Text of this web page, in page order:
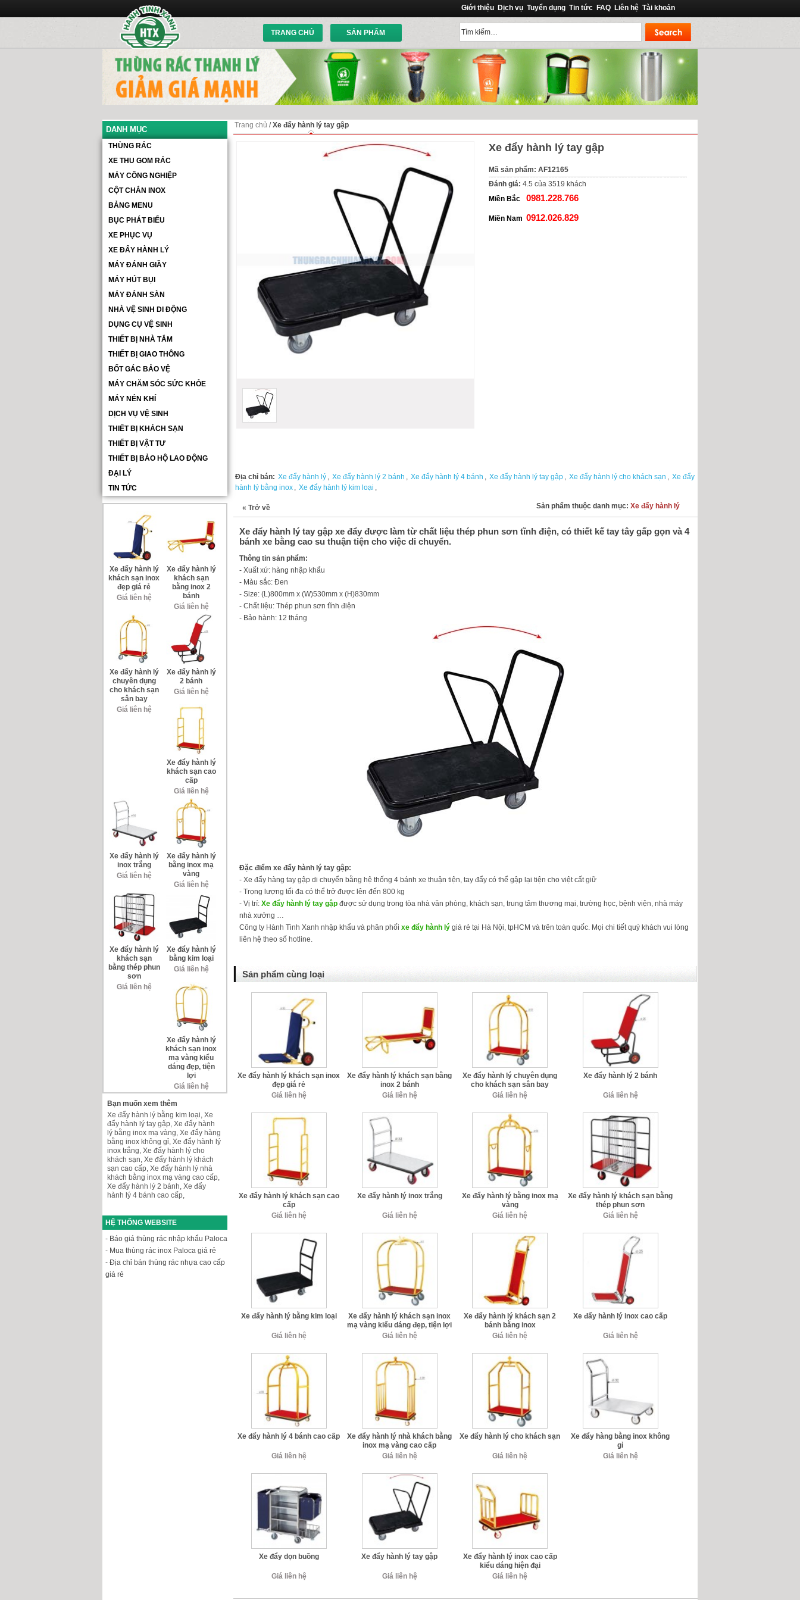
Giới thiệu Dịch vụ Tuyển dụng Tin tức FAQ Liên hệ Tài khoản
TRANG CHỦ SẢN PHẨM
Trang chủ /Xe đẩy hành lý tay gập
Xe đẩy hành lý tay gập
Mã sản phẩm: AF12165
Đánh giá: 4.5 của 3519 khách
Miền Bắc
0981.228.766
Miền Nam 0912.026.829
Địa chỉ bán: Xe đẩy hành lý , Xe đẩy hành lý 2 bánh , Xe đẩy hành lý 4 bánh , Xe đẩy hành lý tay gập , Xe đẩy hành lý cho khách sạn , Xe đẩy
hành lý bằng inox , Xe đẩy hành lý kim loại ,
« Trở về Sản phẩm thuộc danh mục: Xe đẩy hành lý
Xe đẩy hành lý tay gập xe đẩy được làm từ chất liệu thép phun sơn tĩnh điện, có thiết kế tay tây gấp gọn và 4
bánh xe bằng cao su thuận tiện cho việc di chuyển.
Thông tin sản phẩm:
- Xuất xứ: hàng nhập khẩu
- Màu sắc: Đen
- Size: (L)800mm x (W)530mm x (H)830mm
- Chất liệu: Thép phun sơn tĩnh điện
- Bảo hành: 12 tháng
Đặc điểm xe đẩy hành lý tay gập:
- Xe đẩy hàng tay gập di chuyển bằng hệ thống 4 bánh xe thuận tiện, tay đẩy có thể gập lại tiện cho việt cất giữ
- Trọng lượng tối đa có thể trở được lên đến 800 kg
- Vị trí: Xe đẩy hành lý tay gập được sử dụng trong tòa nhà văn phòng, khách sạn, trung tâm thương mại, trường học, bệnh viện, nhà máy
nhà xưởng …
Công ty Hành Tinh Xanh nhập khẩu và phân phối xe đẩy hành lý giá rẻ tại Hà Nội, tpHCM và trên toàn quốc. Mọi chi tiết quý khách vui lòng
liên hệ theo số hotline.
Sản phẩm cùng loại
Xe đẩy hành lý khách sạn inox
đẹp giá rẻ
Giá liên hệ
Xe đẩy hành lý khách sạn bằng
inox 2 bánh
Giá liên hệ
Xe đẩy hành lý chuyên dụng
cho khách sạn sân bay
Giá liên hệ
Xe đẩy hành lý 2 bánh
Giá liên hệ
Xe đẩy hành lý khách sạn cao
cấp
Giá liên hệ
Xe đẩy hành lý inox trắng
Giá liên hệ
Xe đẩy hành lý bằng inox mạ
vàng
Giá liên hệ
Xe đẩy hành lý khách sạn bằng
thép phun sơn
Giá liên hệ
Xe đẩy hành lý bằng kim loại
Giá liên hệ
Xe đẩy hành lý khách sạn inox
mạ vàng kiểu dáng đẹp, tiện lợi
Giá liên hệ
Xe đẩy hành lý khách sạn 2
bánh bằng inox
Giá liên hệ
Xe đẩy hành lý inox cao cấp
Giá liên hệ
Xe đẩy hành lý 4 bánh cao cấp
Giá liên hệ
Xe đẩy hành lý nhà khách bằng
inox mạ vàng cao cấp
Giá liên hệ
Xe đẩy hành lý cho khách sạn
Giá liên hệ
Xe đẩy hàng bằng inox không
gỉ
Giá liên hệ
Xe đẩy dọn buồng
Giá liên hệ
Xe đẩy hành lý tay gập
Giá liên hệ
Xe đẩy hành lý inox cao cấp
kiểu dáng hiện đại
Giá liên hệ
DANH MỤC
THÙNG RÁC
XE THU GOM RÁC
MÁY CÔNG NGHIỆP
CỘT CHẮN INOX
BẢNG MENU
BỤC PHÁT BIỂU
XE PHỤC VỤ
XE ĐẨY HÀNH LÝ
MÁY ĐÁNH GIẦY
MÁY HÚT BỤI
MÁY ĐÁNH SÀN
NHÀ VỆ SINH DI ĐỘNG
DỤNG CỤ VỆ SINH
THIẾT BỊ NHÀ TẮM
THIẾT BỊ GIAO THÔNG
BỐT GÁC BẢO VỆ
MÁY CHĂM SÓC SỨC KHỎE
MÁY NÉN KHÍ
DỊCH VỤ VỆ SINH
THIẾT BỊ KHÁCH SẠN
THIẾT BỊ VẬT TƯ
THIẾT BỊ BẢO HỘ LAO ĐỘNG
ĐẠI LÝ
TIN TỨC
Xe đẩy hành lý
khách sạn inox
đẹp giá rẻ
Giá liên hệ
Xe đẩy hành lý
khách sạn
bằng inox 2
bánh
Giá liên hệ
Xe đẩy hành lý
chuyên dụng
cho khách sạn
sân bay
Giá liên hệ
Xe đẩy hành lý
2 bánh
Giá liên hệ
Xe đẩy hành lý
khách sạn cao
cấp
Giá liên hệ
Xe đẩy hành lý
inox trắng
Giá liên hệ
Xe đẩy hành lý
bằng inox mạ
vàng
Giá liên hệ
Xe đẩy hành lý
khách sạn
bằng thép phun
sơn
Giá liên hệ
Xe đẩy hành lý
bằng kim loại
Giá liên hệ
Xe đẩy hành lý
khách sạn inox
mạ vàng kiểu
dáng đẹp, tiện
lợi
Giá liên hệ
Bạn muốn xem thêm
Xe đẩy hành lý bằng kim loại, Xe
đẩy hành lý tay gập, Xe đẩy hành
lý bằng inox mạ vàng, Xe đẩy hàng
bằng inox không gỉ, Xe đẩy hành lý
inox trắng, Xe đẩy hành lý cho
khách sạn, Xe đẩy hành lý khách
sạn cao cấp, Xe đẩy hành lý nhà
khách bằng inox mạ vàng cao cấp,
Xe đẩy hành lý 2 bánh, Xe đẩy
hành lý 4 bánh cao cấp,
HỆ THỐNG WEBSITE
- Báo giá thùng rác nhập khẩu Paloca
- Mua thùng rác inox Paloca giá rẻ
- Địa chỉ bán thùng rác nhựa cao cấp
giá rẻ